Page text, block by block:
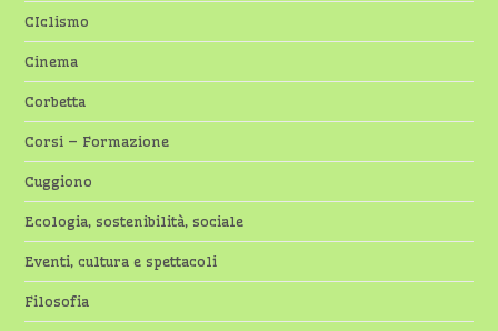
CIclismo
Cinema
Corbetta
Corsi – Formazione
Cuggiono
Ecologia, sostenibilità, sociale
Eventi, cultura e spettacoli
Filosofia